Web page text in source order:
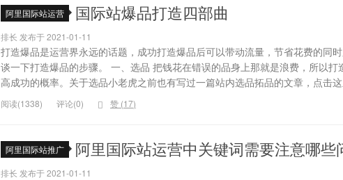
阿里国际站运营 国际站爆品打造四部曲
排长 发布于 2021-01-11
打造爆品是运营界永远的话题，成功打造爆品后可以带动流量，节省花费的同
谈一下打造爆品的步骤。 一、选品 把钱花在错误的品身上那就是浪费，所以
高成功的概率。关于选品小老虎之前也有写过一篇站内选品拓品的文章，点击
阅读(1338) 评论(0) 赞 (17)
阿里国际站推广 阿里国际站运营中关键词需要注意哪些
排长 发布于 2021-01-11